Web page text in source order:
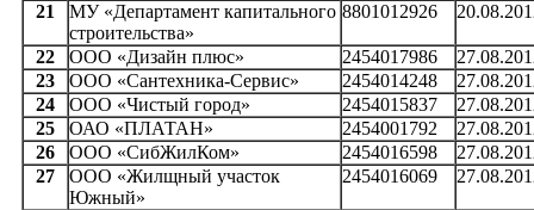
21
МУ «Департамент капитального
строительства»
8801012926
22 ООО «Дизайн плюс» 2454017986
23
ООО «Сантехника-Сервис» 2454014248
24
ООО «Чистый город» 2454015837
25
ОАО «ПЛАТАН» 2454001792
26
ООО «СибЖилКом» 2454016598
27
ООО «Жилщный участок
Южный»
2454016069